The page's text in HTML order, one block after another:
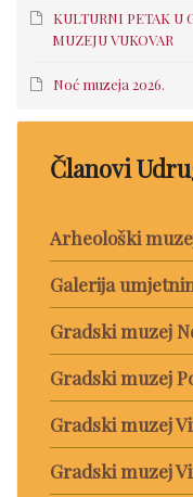
KULTURNI PETAK U
MUZEJU VUKOVAR
Noć muzeja 2026.
Članovi
Arheološki
Galerija
Gradski muzej
Gradski muzej
Gradski muzej
Gradski muzej